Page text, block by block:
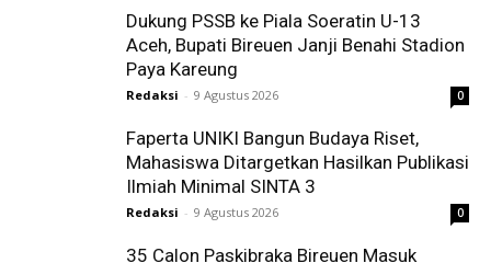
Dukung PSSB ke Piala Soeratin U-13
Aceh, Bupati Bireuen Janji Benahi Stadion
Paya Kareung
Redaksi - 9 Agustus 2026 0
Faperta UNIKI Bangun Budaya Riset,
Mahasiswa Ditargetkan Hasilkan Publikasi
Ilmiah Minimal SINTA 3
Redaksi - 9 Agustus 2026 0
35 Calon Paskibraka Bireuen Masuk